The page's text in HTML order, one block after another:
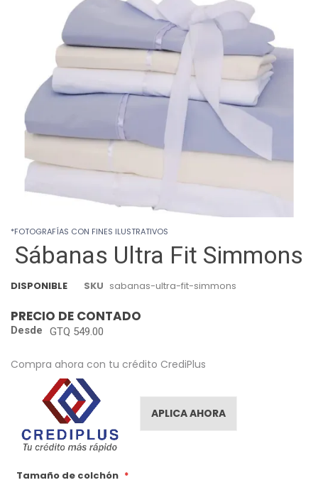
Sábanas Ultra Fit Simmons
DISPONIBLE SKU sabanas-ultra-fit-simmons
PRECIO DE CONTADO
Desde GTQ 549.00
Compra ahora con tu crédito CrediPlus
APLICA AHORA
Tamaño de colchón
to
the
beginning
the
gallery
*FOTOGRAFÍAS CON FINES ILUSTRATIVOS